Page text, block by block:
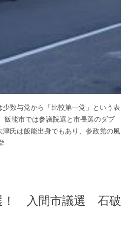
数与党から「比較第一党」という表
飯能市では参議院選と市長選のダブ
津氏は飯能出身でもあり、参政党の風
…
！ 入間市議選 石破